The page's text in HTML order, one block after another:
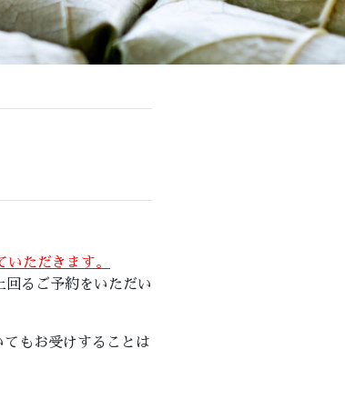
ただきます。
るご予約をいただい
もお受けすることは